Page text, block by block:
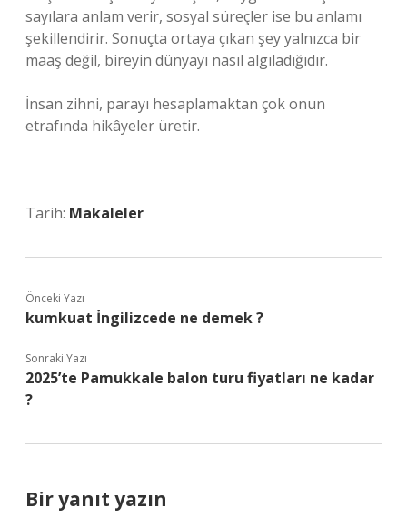
sayılara anlam verir, sosyal süreçler ise bu anlamı
şekillendirir. Sonuçta ortaya çıkan şey yalnızca bir
maaş değil, bireyin dünyayı nasıl algıladığıdır.
İnsan zihni, parayı hesaplamaktan çok onun
etrafında hikâyeler üretir.
Tarih: Makaleler
Önceki Yazı
kumkuat İngilizcede ne demek ?
Sonraki Yazı
2025’te Pamukkale balon turu fiyatları ne kadar
?
Bir yanıt yazın